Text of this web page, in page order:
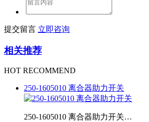
提交留言 立即咨询
相关推荐
HOT RECOMMEND
250-1605010 离合器助力开关
250-1605010 离合器助力开关…